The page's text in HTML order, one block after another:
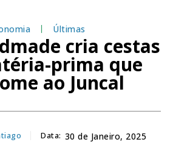
Últimas
cria cestas
prima que
ao Juncal
Data: 30 de Janeiro, 2025